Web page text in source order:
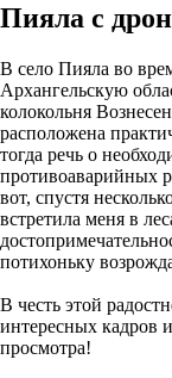
Пияла с
В село Пияла во
Архангельскую
колокольня
расположена
тогда речь о
противоаварийных
вот, спустя
встретила меня в
потихоньку
В честь этой
интересных кадров
просмотра!